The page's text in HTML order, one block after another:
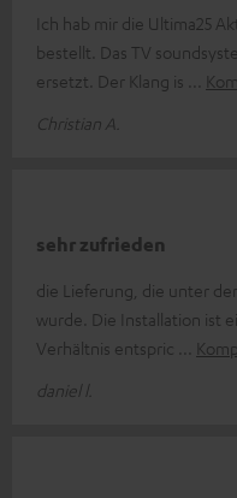
Ich hab mir die Ultima25
bestellt. Das TV
ersetzt. Der Klang is
Christian A.
sehr zufrieden
die Lieferung, die unter
wurde. Die Installation ist
Verhältnis entspric
daniel l.